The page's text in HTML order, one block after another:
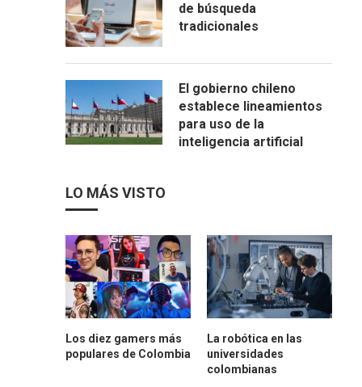
de búsqueda
tradicionales
El gobierno chileno
establece lineamientos
para uso de la
inteligencia artificial
LO MÁS VISTO
Los diez gamers más
populares de Colombia
La robótica en las
universidades
colombianas